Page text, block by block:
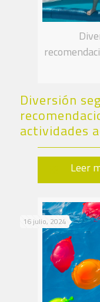
Diversión
actividades
Leer
16 julio, 2024